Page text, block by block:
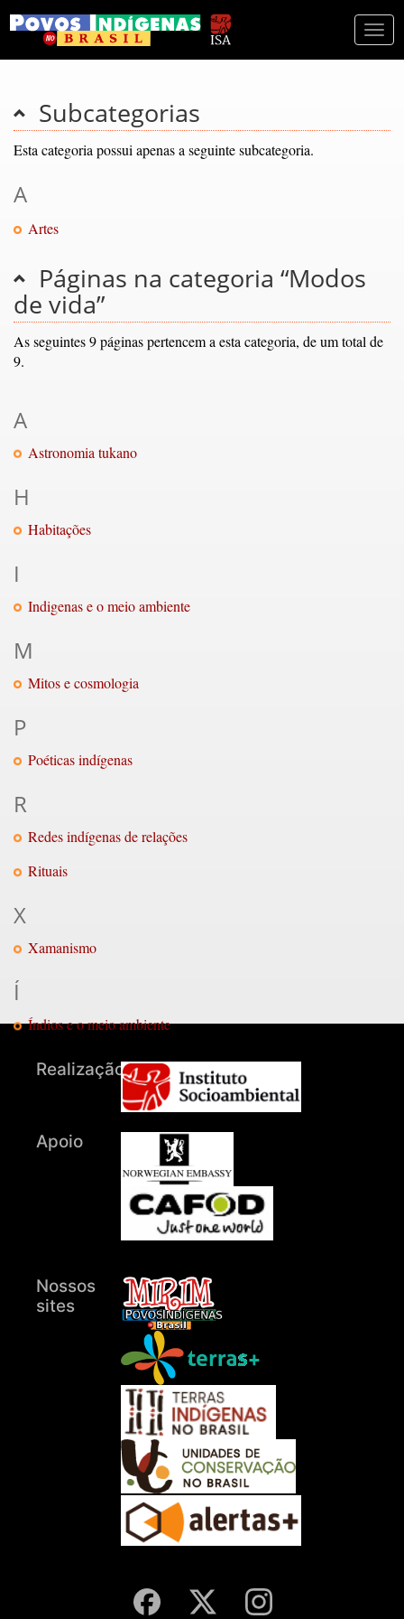
Subcategorias
Esta categoria possui apenas a seguinte subcategoria.
A
Artes
Páginas na categoria “Modos
de vida”
As seguintes 9 páginas pertencem a esta categoria, de um total de
9.
A
Astronomia tukano
H
Habitações
I
Indigenas e o meio ambiente
M
Mitos e cosmologia
P
Poéticas indígenas
R
Redes indígenas de relações
Rituais
X
Xamanismo
Í
Índios e o meio ambiente